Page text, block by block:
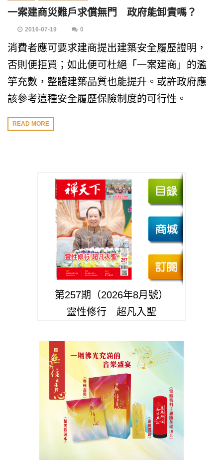
一案建商災難戶求償無門 政府能卸責嗎？
2016-07-19 0
消費者應可要求建商提出建築安全履歷證明，
否則便拒買；如此便可杜絕「一案建商」的濫
竽充數，整體建築品質也能提升。或許政府應
該參考這種安全履歷保險制度的可行性。
READ MORE
第257期（2026年8月號）
靈性修行 超凡入聖